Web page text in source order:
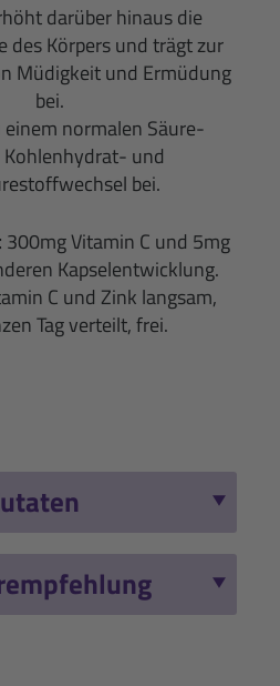
darüber hinaus die
des Körpers und trägt zur
Müdigkeit und Ermüdung
bei.
normalen Säure-
Kohlenhydrat- und
bei.
300mg Vitamin C und 5mg
Kapselentwicklung.
C und Zink langsam,
Tag verteilt, frei.